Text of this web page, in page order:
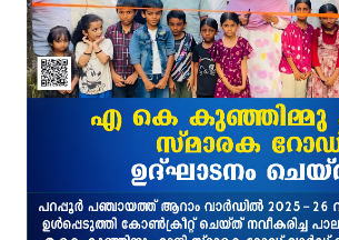
പ്രായം തടസ്സമല്ല; തിരൂരങ്ങാടി
വേങ്ങരയുടെ അഭിമാനമായി
വാട്ടർ ടാങ്ക് വൃത്തിയാക്കുന്നതിനിടെ
ഉദ്യോഗസ്ഥ സംഘം പാണക്കാട്
ചക്രവാതച്ചുഴിയുടെ സ്വാധീനം:
വിസ്ഡം യൂത്ത് വേങ്ങര സോൺ ട്രോമാകെയർ
പാണക്കാട് ശിഹാബ് തങ്ങളുടെ
എസ്. എം. സർവർ മെഗാ ക്വിസ് -മലപ്പുറം